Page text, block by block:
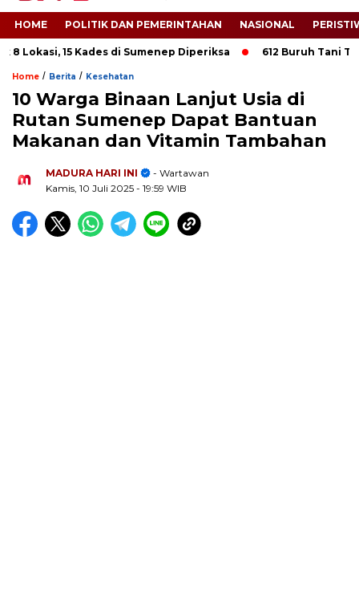
HOME POLITIK DAN PEMERINTAHAN NASIONAL
15 Kades di Sumenep Diperiksa 612 Buruh Tani
Home / Berita / Kesehatan
10 Warga Binaan Lanjut Usia di
Rutan Sumenep Dapat Bantuan
Makanan dan Vitamin Tambahan
MADURA HARI INI
- Wartawan
Kamis, 10 Juli 2025 - 19:59 WIB
.